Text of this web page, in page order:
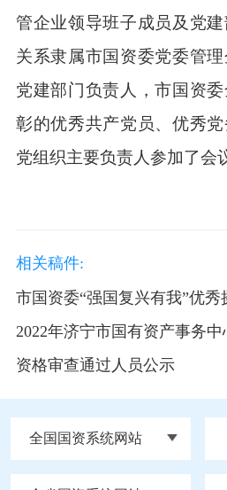
管企业领导班子成员及党
关系隶属市国资委党委管
党建部门负责人，市国资
彰的优秀共产党员、优秀
党组织主要负责人参加了会
相关稿件:
市国资委“强国复兴有我”优
2022年济宁市国有资产事务
资格审查通过人员公示
全国国资系统网站